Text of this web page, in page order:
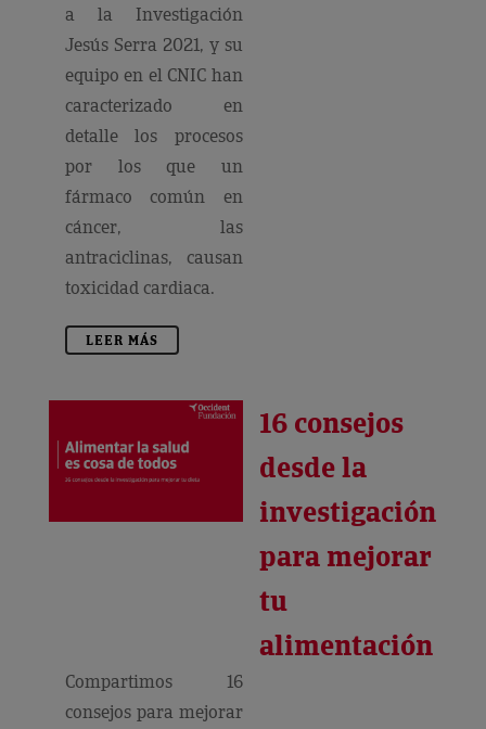
a la Investigación
Jesús Serra 2021, y su
equipo en el CNIC han
caracterizado en
detalle los procesos
por los que un
fármaco común en
cáncer, las
antraciclinas, causan
toxicidad cardiaca.
LEER MÁS
16 consejos
desde la
investigación
para mejorar
tu
alimentación
Compartimos 16
consejos para mejorar